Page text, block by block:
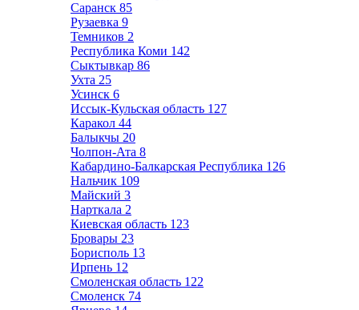
Саранск 85
Рузаевка 9
Темников 2
Республика Коми 142
Сыктывкар 86
Ухта 25
Усинск 6
Иссык-Кульская область 127
Каракол 44
Балыкчы 20
Чолпон-Ата 8
Кабардино-Балкарская Республика 126
Нальчик 109
Майский 3
Нарткала 2
Киевская область 123
Бровары 23
Борисполь 13
Ирпень 12
Смоленская область 122
Смоленск 74